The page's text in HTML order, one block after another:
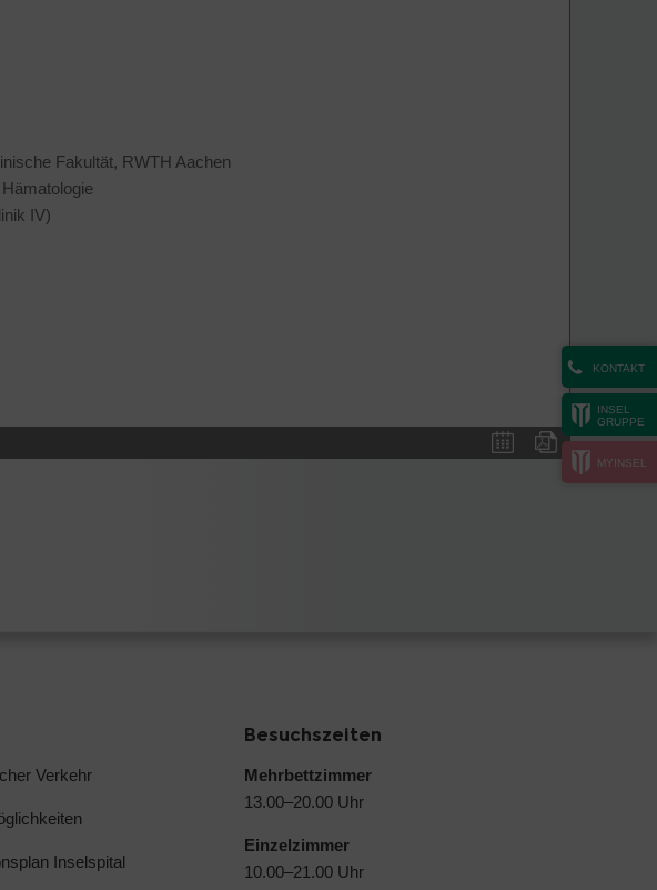
KONTAKT
INSEL
GRUPPE
MYINSEL
Fakultät, RWTH Aachen
IV)
Verkehr
Inselspital
Besuchszeiten
Mehrbettzimmer
13.00–20.00 Uhr
Einzelzimmer
10.00–21.00 Uhr